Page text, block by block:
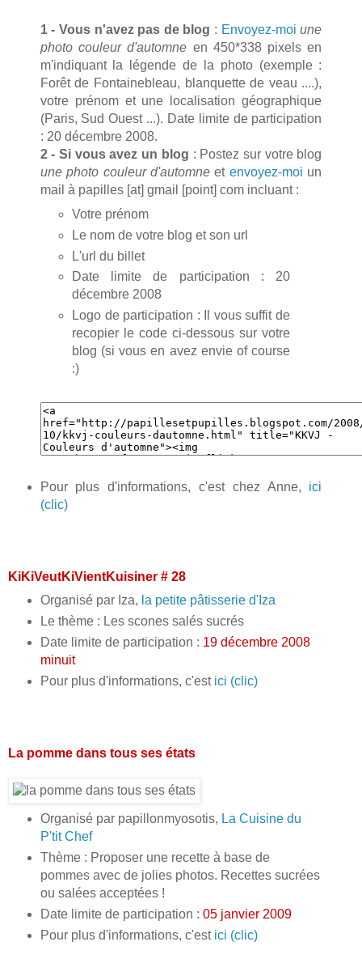
1 - Vous n'avez pas de blog : Envoyez-moi une
photo couleur d'automne en 450*338 pixels en
m'indiquant la légende de la photo (exemple :
Forêt de Fontainebleau, blanquette de veau ....),
votre prénom et une localisation géographique
(Paris, Sud Ouest ...). Date limite de participation
: 20 décembre 2008.
2 - Si vous avez un blog : Postez sur votre blog
une photo couleur d'automne et envoyez-moi un
mail à papilles [at] gmail [point] com incluant :
Votre prénom
Le nom de votre blog et son url
L'url du billet
Date limite de participation : 20
décembre 2008
Logo de participation : Il vous suffit de
recopier le code ci-dessous sur votre
blog (si vous en avez envie of course
:)
Pour plus d'informations, c'est chez Anne, ici
(clic)
KiKiVeutKiVientKuisiner # 28
Organisé par Iza, la petite pâtisserie d'Iza
Le thème : Les scones salés sucrés
Date limite de participation : 19 décembre 2008
minuit
Pour plus d'informations, c'est ici (clic)
La pomme dans tous ses états
Organisé par papillonmyosotis, La Cuisine du
P'tit Chef
Thème : Proposer une recette à base de
pommes avec de jolies photos. Recettes sucrées
ou salées acceptées !
Date limite de participation : 05 janvier 2009
Pour plus d'informations, c'est ici (clic)